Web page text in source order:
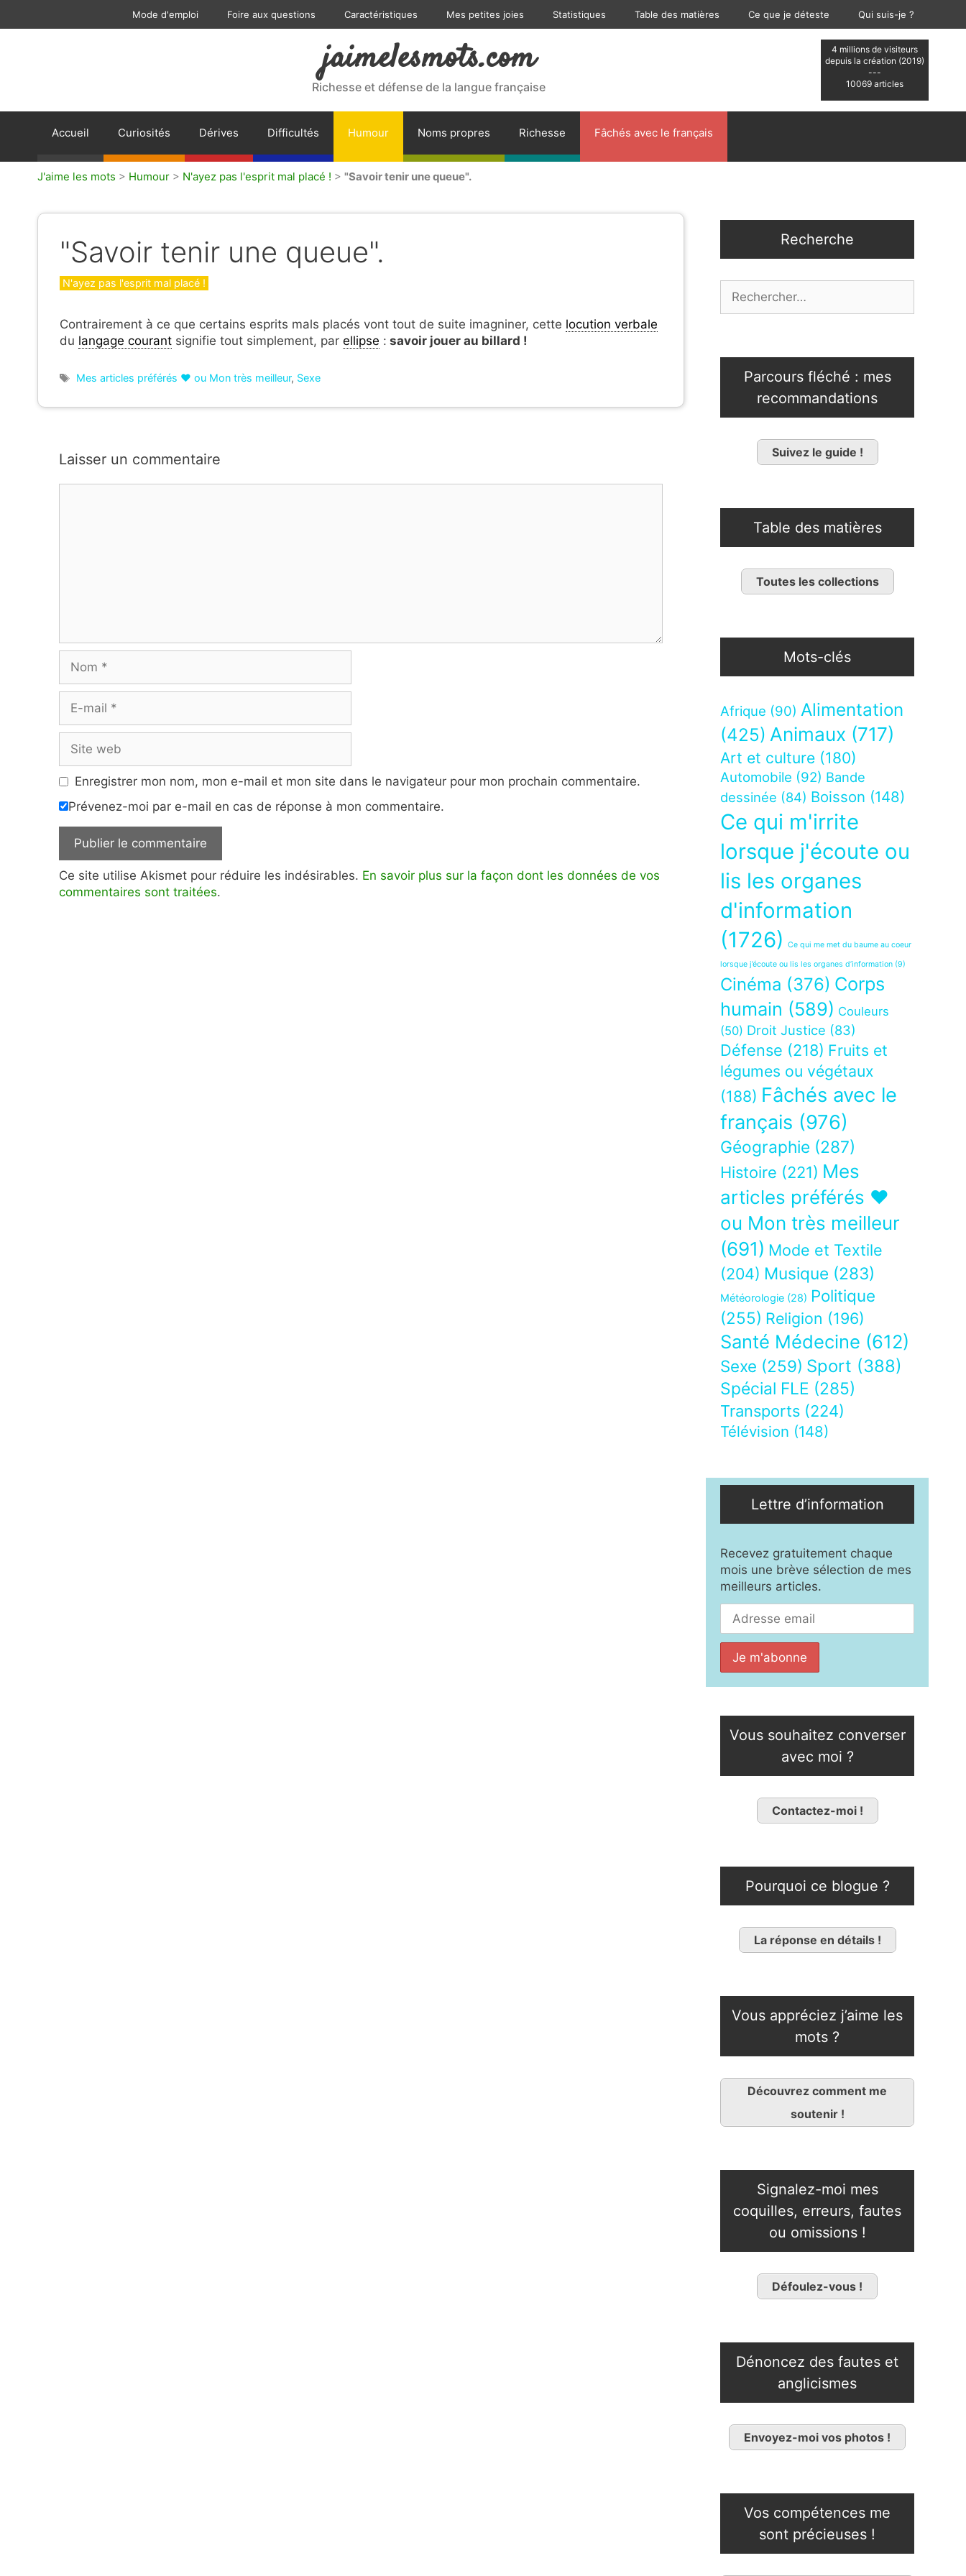
Mode d'emploi Foire aux questions Caractéristiques Mes petites joies Statistiques Table des matières Ce que je déteste Qui suis-je ?
4 millions de visiteurs
depuis la création (2019)
---
10069 articles
jaimelesmots.com
Richesse et défense de la langue française
Accueil Curiosités Dérives Difficultés Humour Noms propres Richesse Fâchés avec le français
J'aime les mots > Humour > N'ayez pas l'esprit mal placé ! > "Savoir tenir une queue".
"Savoir tenir une queue".
Catégories
N'ayez pas l'esprit mal placé !
Contrairement à ce que certains esprits mals placés vont tout de suite imagniner, cette locution verbale
du langage courant signifie tout simplement, par ellipse : savoir jouer au billard !
Étiquettes
Mes articles préférés ❤ ou Mon très meilleur, Sexe
Laisser un commentaire
mail
web
Enregistrer mon nom, mon e-mail et mon site dans le navigateur pour mon prochain commentaire.
Prévenez-moi par e-mail en cas de réponse à mon commentaire.
Ce site utilise Akismet pour réduire les indésirables. En savoir plus sur la façon dont les données de vos
commentaires sont traitées.
Recherche
Parcours fléché : mes
recommandations
Suivez le guide !
Table des matières
Toutes les collections
Mots-clés
Afrique (90) Alimentation
(425) Animaux (717)
Art et culture (180)
Automobile (92) Bande
dessinée (84) Boisson (148)
Ce qui m'irrite
lorsque j'écoute ou
lis les organes
d'information
(1726)
Ce qui me met du baume au coeur
lorsque j’écoute ou lis les organes d’information (9)
Cinéma (376) Corps
humain (589) Couleurs
(50) Droit Justice (83)
Défense (218) Fruits et
légumes ou végétaux
(188) Fâchés avec le
français (976)
Géographie (287)
Histoire (221) Mes
articles préférés ❤
ou Mon très meilleur
(691) Mode et Textile
(204) Musique (283)
Météorologie (28) Politique
(255) Religion (196)
Santé Médecine (612)
Sexe (259) Sport (388)
Spécial FLE (285)
Transports (224)
Télévision (148)
Lettre d’information
Recevez gratuitement chaque
mois une brève sélection de mes
meilleurs articles.
Vous souhaitez converser
avec moi ?
Contactez-moi !
Pourquoi ce blogue ?
La réponse en détails !
Vous appréciez j’aime les
mots ?
Découvrez comment me
soutenir !
Signalez-moi mes
coquilles, erreurs, fautes
ou omissions !
Défoulez-vous !
Dénoncez des fautes et
anglicismes
Envoyez-moi vos photos !
Vos compétences me
sont précieuses !